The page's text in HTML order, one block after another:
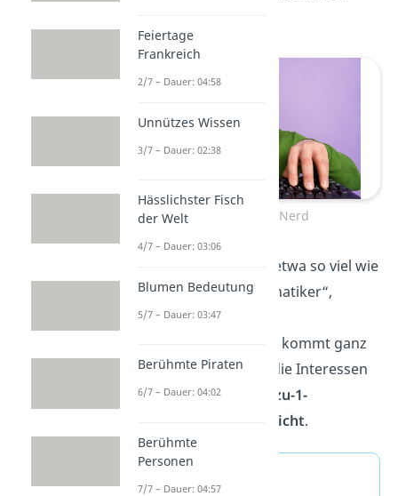
Der Klischee-Nerd
Übersetzt heißt Nerd etwa so viel wie
„Streber“, „Wissensfanatiker“,
„Fachidiot“ oder auch
„Computerfreak“. Das kommt ganz
auf die Situation und die Interessen
der Person an. Eine
1-zu-1-
nicht.
Feiertage
Frankreich
2/7 – Dauer: 04:58
Unnützes Wissen
3/7 – Dauer: 02:38
Hässlichster Fisch
der Welt
4/7 – Dauer: 03:06
Blumen Bedeutung
5/7 – Dauer: 03:47
Berühmte Piraten
6/7 – Dauer: 04:02
Berühmte
Personen
7/7 – Dauer: 04:57